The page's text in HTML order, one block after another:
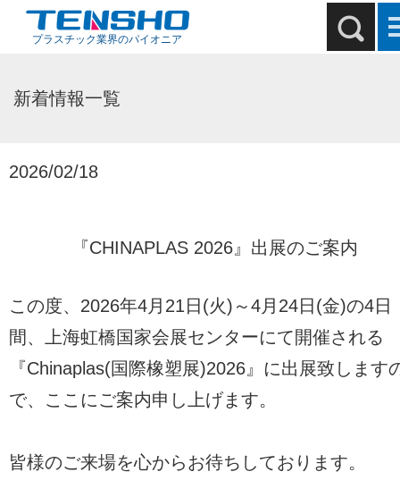
プラスチック業界のパイオニア
新着情報一覧
2026/02/18
『CHINAPLAS 2026』出展のご案内
この度、2026年4月21日(火)～4月24日(金)の4日
間、上海虹橋国家会展センターにて開催される
『Chinaplas(国際橡塑展)2026』に出展致します
で、ここにご案内申し上げます。
皆様のご来場を心からお待ちしております。